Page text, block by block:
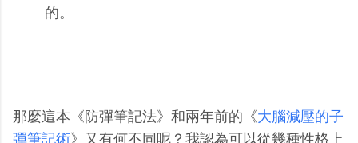
的。
那麼這本《防彈筆記法》和兩年前的《大腦減壓的子
彈筆記術》又有何不同呢？我認為可以從幾種性格上